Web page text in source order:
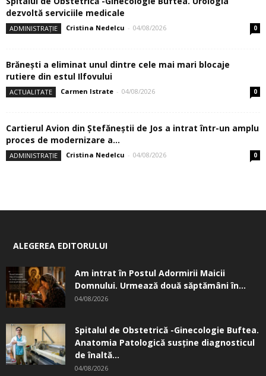
dezvoltă serviciile medicale
ADMINISTRAȚIE Cristina Nedelcu - 04/08/2026 0
Brănești a eliminat unul dintre cele mai mari blocaje
rutiere din estul Ilfovului
ACTUALITATE Carmen Istrate - 04/08/2026 0
Cartierul Avion din Ştefăneştii de Jos a intrat într-un amplu
proces de modernizare a...
ADMINISTRAȚIE Cristina Nedelcu - 04/08/2026 0
ALEGEREA EDITORULUI
Am intrat în Postul Adormirii Maicii
Domnului. Urmează două săptămâni în...
04/08/2026
Spitalul de Obstetrică -Ginecologie Buftea.
Anatomia Patologică susţine diagnosticul
de înaltă...
04/08/2026